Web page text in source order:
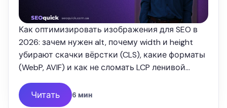
Как оптимизировать изображения для SEO в
2026: зачем нужен alt, почему width и height
убирают скачки вёрстки (CLS), какие форматы
(WebP, AVIF) и как не сломать LCP ленивой
Читать 6 мин